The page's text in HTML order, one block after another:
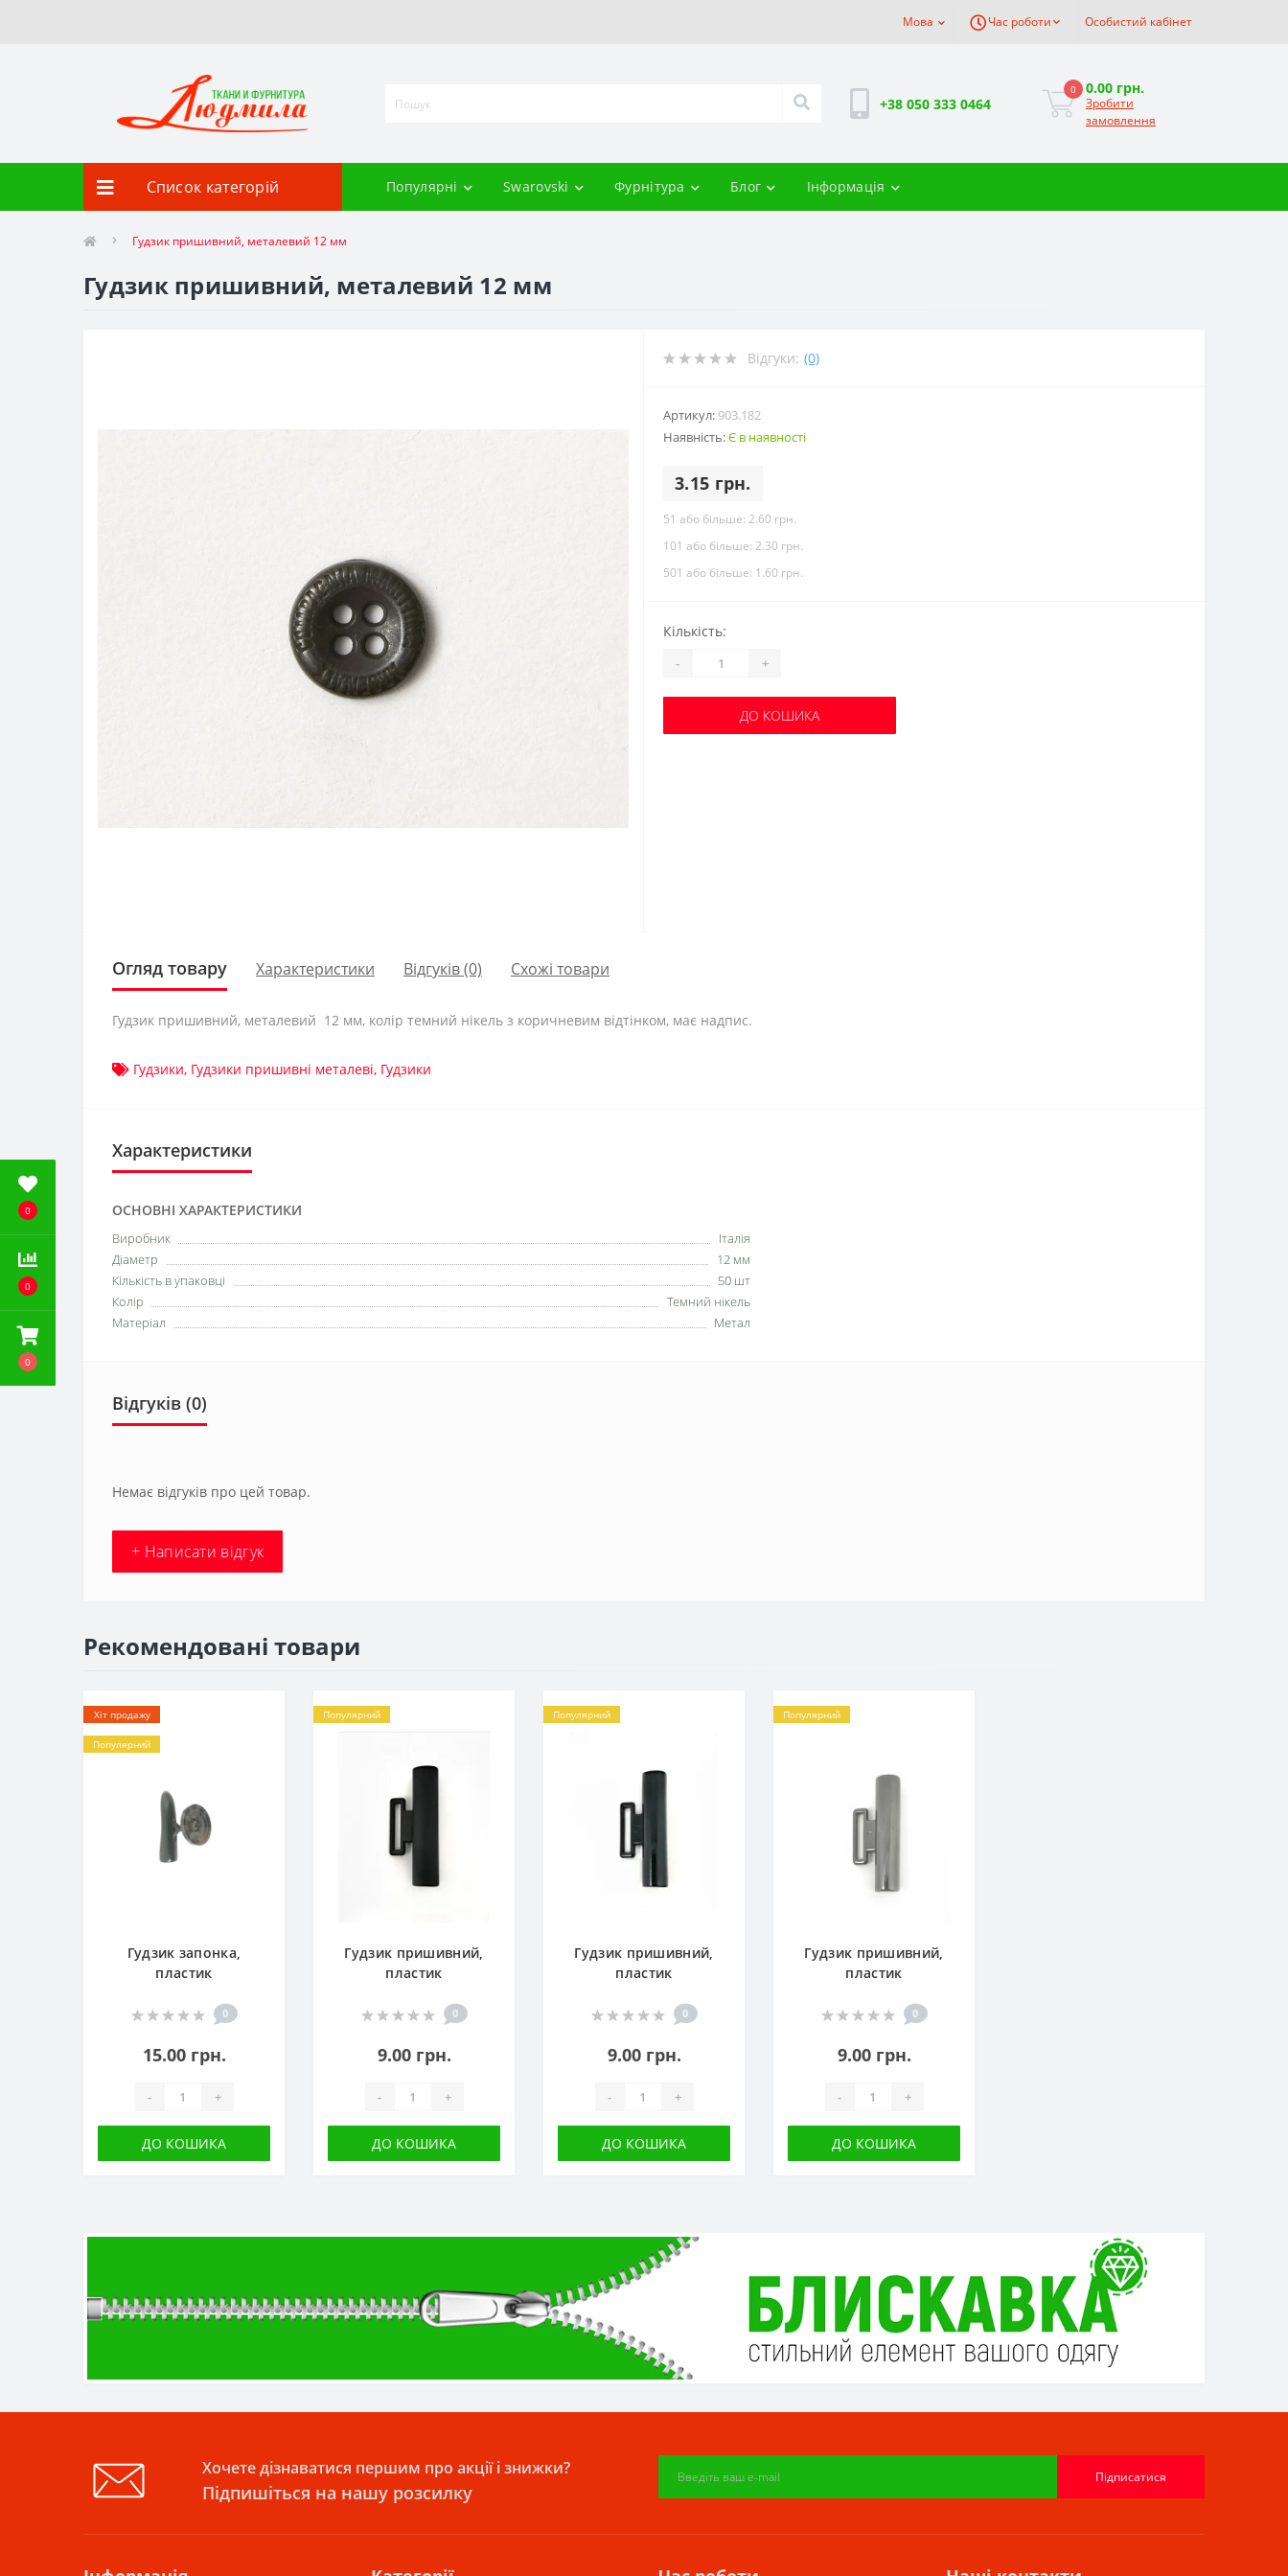
0
0
0
Мова Час роботи Особистий кабінет
+38 050 333 0464
0 0.00 грн.
Зробити
замовлення
Список категорій Популярні Swarovski Фурнітура Блог Інформація
Гудзик пришивний, металевий 12 мм
Гудзик пришивний, металевий 12 мм
Відгуки: (0)
Артикул: 903.182
Наявність:Є в наявності
3.15 грн.
51 або більше: 2.60 грн.
101 або більше: 2.30 грн.
501 або більше: 1.60 грн.
Кількість:
- +
ДО КОШИКА
Огляд товару Характеристики Відгуків (0) Схожі товари
Гудзик пришивний, металевий 12 мм, колір темний нікель з коричневим відтінком, має надпис.
Гудзики, Гудзики пришивні металеві, Гудзики
Характеристики
ОСНОВНІ ХАРАКТЕРИСТИКИ
Виробник
Італія
Діаметр
12 мм
Кількість в упаковці
50 шт
Колір
Темний нікель
Матеріал
Метал
Відгуків (0)
Немає відгуків про цей товар.
+ Написати відгук
Рекомендовані товари
Хіт продажу
Популярний
Гудзик запонка,
пластик
0
15.00 грн.
- +
ДО КОШИКА
Популярний
Гудзик пришивний,
пластик
0
9.00 грн.
- +
ДО КОШИКА
Популярний
Гудзик пришивний,
пластик
0
9.00 грн.
- +
ДО КОШИКА
Популярний
Гудзик пришивний,
пластик
0
9.00 грн.
- +
ДО КОШИКА
Хочете дізнаватися першим про акції і знижки?
Підпишіться на нашу розсилку
Підписатися